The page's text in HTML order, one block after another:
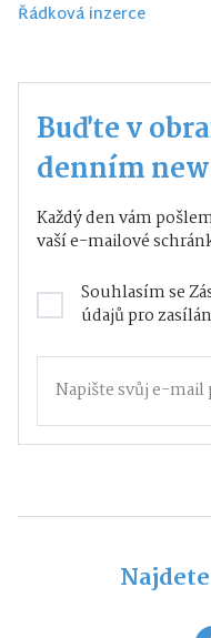
Řádková inzerce
Buďte v
denním
Každý den vám
vaší e-mailové
Souhlasím se
údajůpro